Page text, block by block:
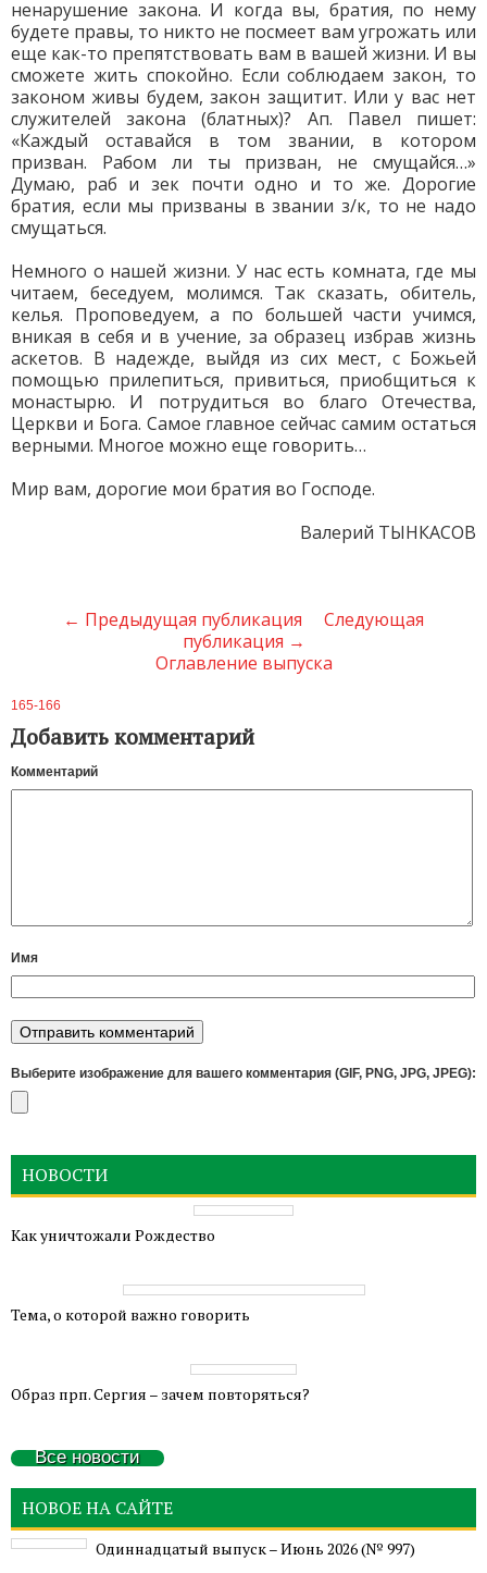
ненарушение закона. И когда вы, братия, по нему
будете правы, то никто не посмеет вам угрожать или
еще как-то препятствовать вам в вашей жизни. И вы
сможете жить спокойно. Если соблюдаем закон, то
законом живы будем, закон защитит. Или у вас нет
служителей закона (блатных)? Ап. Павел пишет:
«Каждый оставайся в том звании, в котором
призван. Рабом ли ты призван, не смущайся…»
Думаю, раб и зек почти одно и то же. Дорогие
братия, если мы призваны в звании з/к, то не надо
смущаться.
Немного о нашей жизни. У нас есть комната, где мы
читаем, беседуем, молимся. Так сказать, обитель,
келья. Проповедуем, а по большей части учимся,
вникая в себя и в учение, за образец избрав жизнь
аскетов. В надежде, выйдя из сих мест, с Божьей
помощью прилепиться, привиться, приобщиться к
монастырю. И потрудиться во благо Отечества,
Церкви и Бога. Самое главное сейчас самим остаться
верными. Многое можно еще говорить…
Мир вам, дорогие мои братия во Господе.
Валерий ТЫНКАСОВ
← Предыдущая публикация
Следующая
публикация →
Оглавление выпуска
165-166
Добавить комментарий
Комментарий
Имя
Выберите изображение для вашего комментария (GIF, PNG, JPG, JPEG):
НОВОСТИ
Как уничтожали Рождество
Тема, о которой важно говорить
Образ прп. Сергия – зачем повторяться?
Все новости
НОВОЕ НА САЙТЕ
Одиннадцатый выпуск – Июнь 2026 (№ 997)